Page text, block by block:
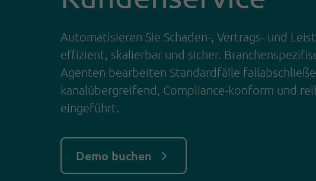
Automatisieren Sie Schaden-, Vertrags- und
effizient, skalierbar und sicher.
Agenten bearbeiten Standardfälle
kanalübergreifend, Compliance-konform und
eingeführt.
Demo buchen